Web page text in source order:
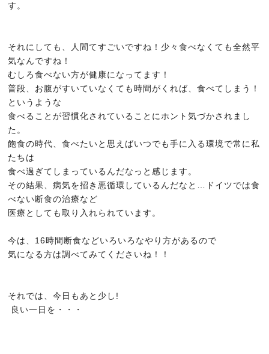
す。
それにしても、人間てすごいですね！少々食べなくても全然平
気なんですね！
むしろ食べない方が健康になってます！
普段、お腹がすいていなくても時間がくれば、食べてしまう！
というような
食べることが習慣化されていることにホント気づかされまし
た。
飽食の時代、食べたいと思えばいつでも手に入る環境で常に私
たちは
食べ過ぎてしまっているんだなっと感じます。
その結果、病気を招き悪循環しているんだなと…ドイツでは食
べない断食の治療など
医療としても取り入れられています。
今は、16時間断食などいろいろなやり方があるので
気になる方は調べてみてくださいね！！
それでは、今日もあと少し!
良い一日を・・・